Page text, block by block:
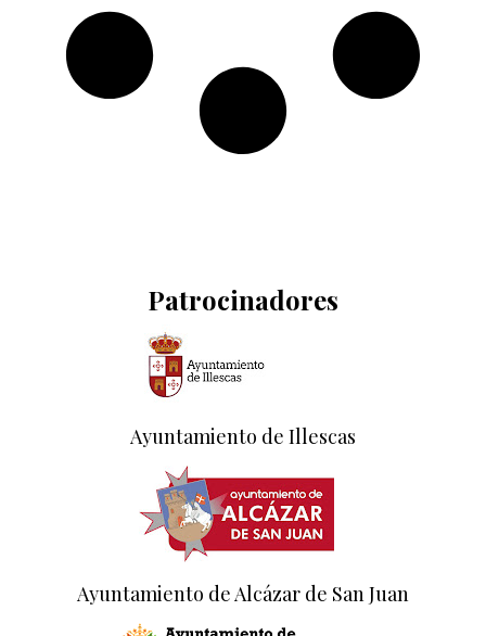
Patrocinadores
Ayuntamiento de Illescas
Ayuntamiento de Alcázar de San Juan